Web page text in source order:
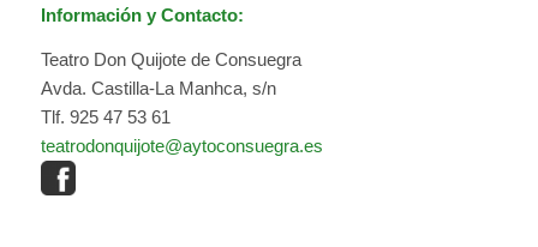
Información y Contacto:
Teatro Don Quijote de Consuegra
Avda. Castilla-La Manhca, s/n
Tlf. 925 47 53 61
teatrodonquijote@aytoconsuegra.es